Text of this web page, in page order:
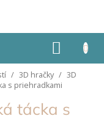
KOŠÍK
/ 3D hračky / 3D
s priehradkami
tácka s